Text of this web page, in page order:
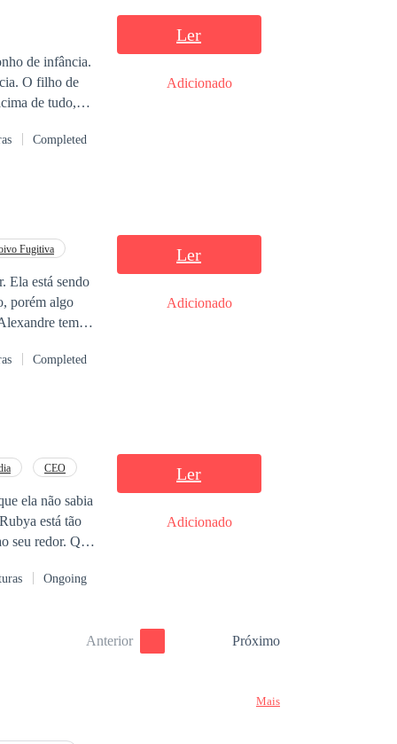
sua
reconhecerá
desejar.
de infância.
O filho de
de tudo,
seu carro,
Completed
Ler
Adicionado
Fugitiva
tem
o destino
Completed
Ler
Adicionado
CEO
ela não sabia
está tão
Ongoing
Ler
Adicionado
Anterior Próximo
Mais